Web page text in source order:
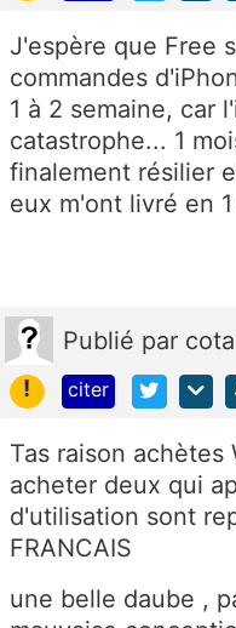
J'espère que Free
commandes
1 à 2 semaine, car
catastrophe... 1
finalement résilier
eux m'ont livré en
Publié par cota
!
citer
Tas raison achètes
acheter deux qui
d'utilisation sont
FRANCAIS
une belle daube ,